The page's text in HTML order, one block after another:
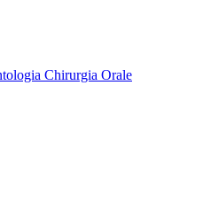
Chirurgia Orale